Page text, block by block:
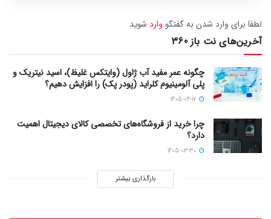
لطفاَ برای وارد شدن به گفتگو وارد شوید
آخرین‌های نت باز 360
چگونه عمر مفید آب ژاول (وایتکس غلیظ)، اسید نیتریک و
پلی آلومینیوم کلراید (پودر پک) را افزایش دهیم؟
چرا خرید از فروشگاه‌های تخصصی کالای دیجیتال اهمیت
دارد؟
بارگذاری بیشتر